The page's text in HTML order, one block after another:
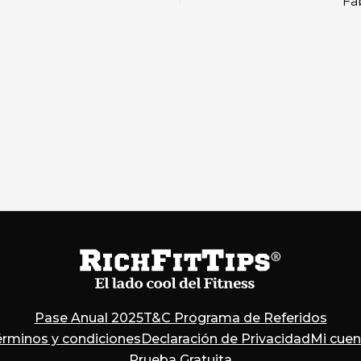
Pase Anual 2025T&C Programa de Referidos
y condicionesDeclaración de PrivacidadMi